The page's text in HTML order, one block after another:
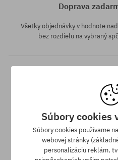
Doprava
Všetky objednávky v hodnote
bez rozdielu na vybraný
Záruka
Máme najlepšie ceny, ale keď
Súbory cookies
Súbory cookies používame
webovej stránky
personalizáciu reklám,